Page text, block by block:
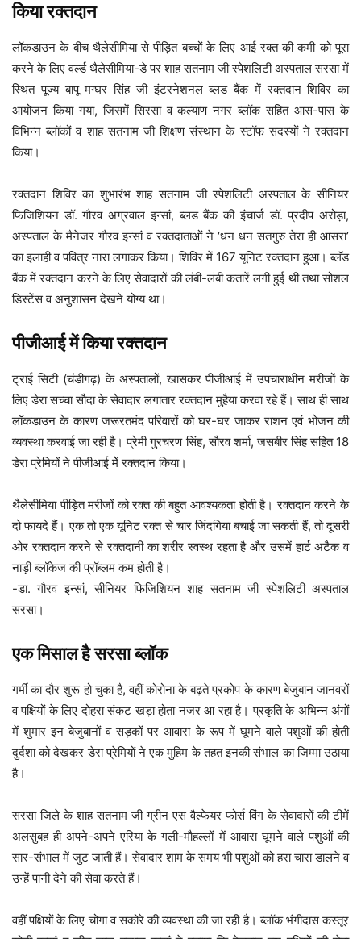
किया रक्तदान
लॉकडाउन के बीच थैलेसीमिया से पीड़ित बच्चों के लिए आई रक्त की कमी को पूरा
करने के लिए वर्ल्ड थैलेसीमिया-डे पर शाह सतनाम जी स्पेशलिटी अस्पताल सरसा में
स्थित पूज्य बापू मग्घर सिंह जी इंटरनेशनल ब्लड बैंक में रक्तदान शिविर का
आयोजन किया गया, जिसमें सिरसा व कल्याण नगर ब्लॉक सहित आस-पास के
विभिन्न ब्लॉकों व शाह सतनाम जी शिक्षण संस्थान के स्टॉफ सदस्यों ने रक्तदान
किया।
रक्तदान शिविर का शुभारंभ शाह सतनाम जी स्पेशलिटी अस्पताल के सीनियर
फिजिशियन डॉ. गौरव अग्रवाल इन्सां, ब्लड बैंक की इंचार्ज डॉ. प्रदीप अरोड़ा,
अस्पताल के मैनेजर गौरव इन्सां व रक्तदाताओं ने ‘धन धन सतगुरु तेरा ही आसरा’
का इलाही व पवित्र नारा लगाकर किया। शिविर में 167 यूनिट रक्तदान हुआ। ब्लॅड
बैंक में रक्तदान करने के लिए सेवादारों की लंबी-लंबी कतारें लगी हुई थी तथा सोशल
डिस्टेंस व अनुशासन देखने योग्य था।
पीजीआई में किया रक्तदान
ट्राई सिटी (चंडीगढ़) के अस्पतालों, खासकर पीजीआई में उपचाराधीन मरीजों के
लिए डेरा सच्चा सौदा के सेवादार लगातार रक्तदान मुहैया करवा रहे हैं। साथ ही साथ
लॉकडाउन के कारण जरूरतमंद परिवारों को घर-घर जाकर राशन एवं भोजन की
व्यवस्था करवाई जा रही है। प्रेमी गुरचरण सिंह, सौरव शर्मा, जसबीर सिंह सहित 18
डेरा प्रेमियों ने पीजीआई मेें रक्तदान किया।
थैलेसीमिया पीड़ित मरीजों को रक्त की बहुत आवश्यकता होती है। रक्तदान करने के
दो फायदे हैं। एक तो एक यूनिट रक्त से चार जिंदगिया बचाई जा सकती हैं, तो दूसरी
ओर रक्तदान करने से रक्तदानी का शरीर स्वस्थ रहता है और उसमें हार्ट अटैक व
नाड़ी ब्लॉकेज की प्रॉब्लम कम होती है।
-डा. गौरव इन्सां, सीनियर फिजिशियन शाह सतनाम जी स्पेशलिटी अस्पताल
सरसा।
एक मिसाल है सरसा ब्लॉक
गर्मी का दौर शुरू हो चुका है, वहीं कोरोना के बढ़ते प्रकोप के कारण बेजुबान जानवरों
व पक्षियों के लिए दोहरा संकट खड़ा होता नजर आ रहा है। प्रकृति के अभिन्न अंगों
में शुमार इन बेजुबानों व सड़कों पर आवारा के रूप में घूमने वाले पशुओं की होती
दुर्दशा को देखकर डेरा प्रेमियों ने एक मुहिम के तहत इनकी संभाल का जिम्मा उठाया
है।
सरसा जिले के शाह सतनाम जी ग्रीन एस वैल्फेयर फोर्स विंग के सेवादारों की टीमें
अलसुबह ही अपने-अपने एरिया के गली-मौहल्लों में आवारा घूमने वाले पशुओं की
सार-संभाल में जुट जाती हैं। सेवादार शाम के समय भी पशुओं को हरा चारा डालने व
उन्हें पानी देने की सेवा करते हैं।
वहीं पक्षियों के लिए चोगा व सकोरे की व्यवस्था की जा रही है। ब्लॉक भंगीदास कस्तूर